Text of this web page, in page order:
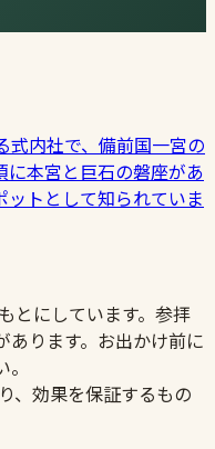
式内社で、備前国一宮の
に本宮と巨石の磐座があ
ットとして知られていま
とにしています。参拝
あります。お出かけ前に
、効果を保証するもの